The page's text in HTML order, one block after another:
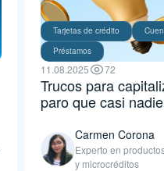
Tarjetas de crédito
Préstamos
11.08.2025 72
Trucos para
paro que casi
Carmen Corona
Experto en
y microcréditos